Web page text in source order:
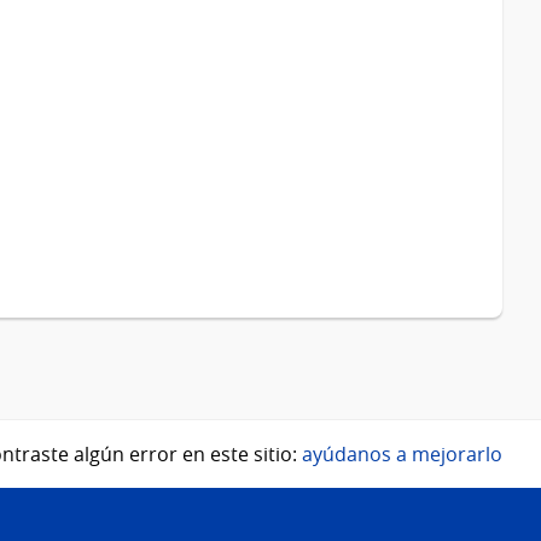
algún error en este sitio: ayúdanos a mejorarlo